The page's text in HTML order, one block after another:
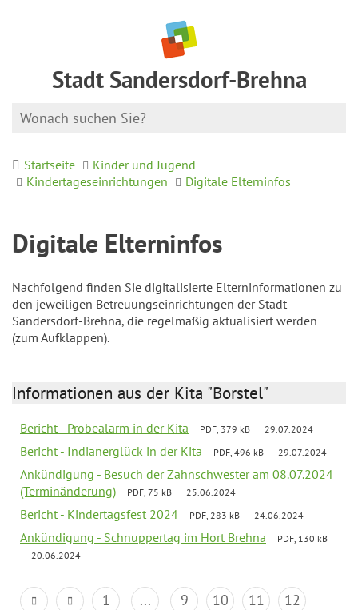
Stadt Sandersdorf-Brehna
Startseite
Kinder und Jugend
Kindertageseinrichtungen
Digitale Elterninfos
Digitale Elterninfos
Nachfolgend finden Sie digitalisierte Elterninformationen zu
den jeweiligen Betreuungseinrichtungen der Stadt
Sandersdorf-Brehna, die regelmäßig aktualisiert werden
(zum Aufklappen).
Informationen aus der Kita "Borstel"
Bericht - Probealarm in der Kita PDF, 379 kB 29.07.2024
Bericht - Indianerglück in der Kita PDF, 496 kB 29.07.2024
Ankündigung - Besuch der Zahnschwester am 08.07.2024
(Terminänderung)
PDF, 75 kB 25.06.2024
Bericht - Kindertagsfest 2024 PDF, 283 kB 24.06.2024
Ankündigung - Schnuppertag im Hort Brehna
PDF, 130 kB
20.06.2024
1 ... 9 10 11
12